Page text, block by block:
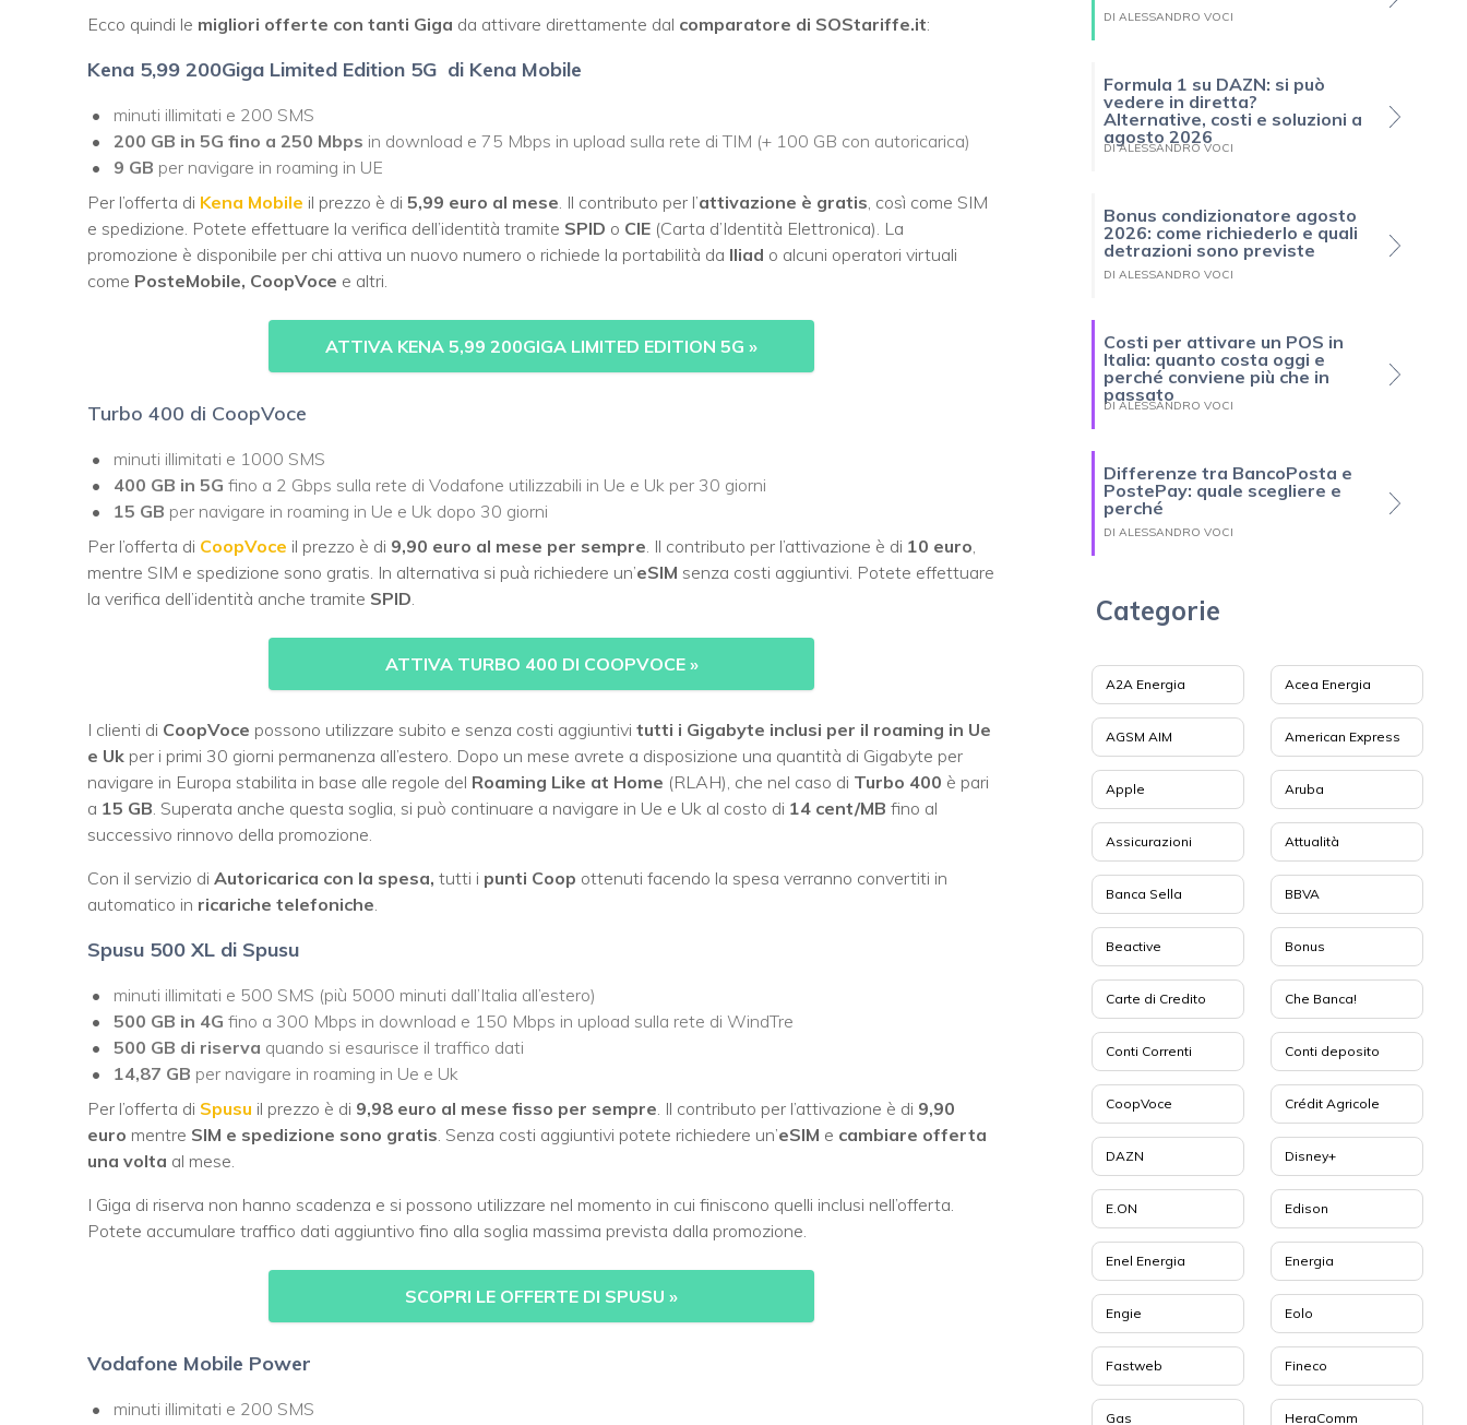
Ecco quindi le migliori offerte con tanti Giga da attivare direttamente dal comparatore di SOStariffe.it:
Kena 5,99 200Giga Limited Edition 5G di Kena Mobile
minuti illimitati e 200 SMS
200 GB in 5G fino a 250 Mbps in download e 75 Mbps in upload sulla rete di TIM (+ 100 GB con autoricarica)
9 GB per navigare in roaming in UE
Per l’offerta di Kena Mobile il prezzo è di 5,99 euro al mese . Il contributo per l’attivazione è gratis , così come SIM
e spedizione. Potete effettuare la verifica dell’identità tramite SPID o CIE (Carta d’Identità Elettronica). La
promozione è disponibile per chi attiva un nuovo numero o richiede la portabilità da Iliad o alcuni operatori virtuali
come PosteMobile, CoopVoce e altri.
ATTIVA KENA 5,99 200GIGA LIMITED EDITION 5G »
Turbo 400 di CoopVoce
minuti illimitati e 1000 SMS
400 GB in 5G fino a 2 Gbps sulla rete di Vodafone utilizzabili in Ue e Uk per 30 giorni
15 GB per navigare in roaming in Ue e Uk dopo 30 giorni
Per l’offerta di CoopVoce il prezzo è di 9,90 euro al mese per sempre . Il contributo per l’attivazione è di 10 euro
mentre SIM e spedizione sono gratis. In alternativa si puà richiedere un’eSIM senza costi aggiuntivi. Potete effettuare
la verifica dell’identità anche tramite SPID
ATTIVA TURBO 400 DI COOPVOCE »
I clienti di CoopVoce possono utilizzare subito e senza costi aggiuntivi tutti i Gigabyte inclusi per il roaming in Ue
e Uk per i primi 30 giorni permanenza all’estero. Dopo un mese avrete a disposizione una quantità di Gigabyte per
navigare in Europa stabilita in base alle regole del Roaming Like at Home (RLAH), che nel caso di Turbo 400 è pari
a 15 GB . Superata anche questa soglia, si può continuare a navigare in Ue e Uk al costo di 14 cent/MB fino al
successivo rinnovo della promozione.
Con il servizio di Autoricarica con la spesa, tutti i punti Coop ottenuti facendo la spesa verranno convertiti in
automatico in ricariche telefoniche
Spusu 500 XL di Spusu
minuti illimitati e 500 SMS (più 5000 minuti dall’Italia all’estero)
500 GB in 4G fino a 300 Mbps in download e 150 Mbps in upload sulla rete di WindTre
500 GB di riserva quando si esaurisce il traffico dati
14,87 GB per navigare in roaming in Ue e Uk
Per l’offerta di Spusu il prezzo è di 9,98 euro al mese fisso per sempre . Il contributo per l’attivazione è di 9,90
euro mentre SIM e spedizione sono gratis . Senza costi aggiuntivi potete richiedere un’eSIM e cambiare offerta
una volta al mese.
I Giga di riserva non hanno scadenza e si possono utilizzare nel momento in cui finiscono quelli inclusi nell’offerta.
Potete accumulare traffico dati aggiuntivo fino alla soglia massima prevista dalla promozione.
SCOPRI LE OFFERTE DI SPUSU »
Vodafone Mobile Power
minuti illimitati e 200 SMS
DI ALESSANDRO VOCI
Formula 1 su DAZN: si può
vedere in diretta?
Alternative, costi e soluzioni a
agosto 2026
DI ALESSANDRO VOCI
Bonus condizionatore agosto
2026: come richiederlo e quali
detrazioni sono previste
DI ALESSANDRO VOCI
Costi per attivare un POS in
Italia: quanto costa oggi e
perché conviene più che in
passato
DI ALESSANDRO VOCI
Differenze tra BancoPosta e
PostePay: quale scegliere e
perché
DI ALESSANDRO VOCI
Categorie
A2A Energia Acea Energia
AGSM AIM American Express
Apple Aruba
Assicurazioni Attualità
Banca Sella BBVA
Beactive Bonus
Carte di Credito Che Banca!
Conti Correnti Conti deposito
CoopVoce Crédit Agricole
DAZN Disney+
E.ON Edison
Enel Energia Energia
Engie Eolo
Fastweb Fineco
Gas HeraComm